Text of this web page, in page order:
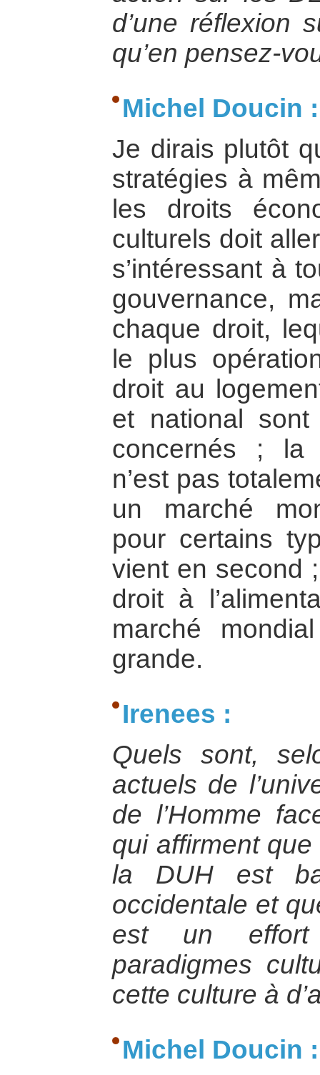
d’une réflexion
qu’en pensez-
Michel Doucin :
Je dirais plutôt
stratégies à
les droits
culturels doit
s’intéressant à
gouvernance,
chaque droit,
le plus
droit au
et national sont
concernés ; la
n’est pas
un marché
pour certains
vient en second
droit à
marché
grande.
Irenees :
Quels sont,
actuels de
de l’Homme
qui affirment
la DUH est
occidentale et
est un effort
paradigmes
cette culture à
Michel Doucin :